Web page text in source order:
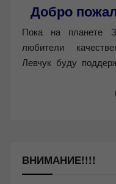
Добро
Пока на планете
любители
Левчук буду
ВНИМАНИЕ!!!!